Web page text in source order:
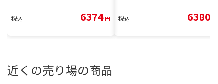
税込 6374円 税込 6380
近くの売り場の商品